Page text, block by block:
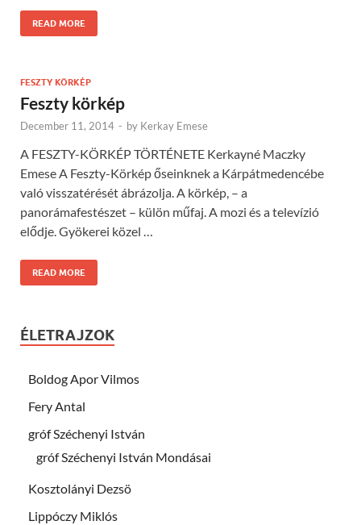
READ MORE
FESZTY KÖRKÉP
Feszty körkép
December 11, 2014 - by Kerkay Emese
A FESZTY-KÖRKÉP TÖRTÉNETE Kerkayné Maczky
Emese A Feszty-Körkép őseinknek a Kárpátmedencébe
való visszatérését ábrázolja. A körkép, – a
panorámafestészet – külön műfaj. A mozi és a televízió
elődje. Gyökerei közel …
READ MORE
ÉLETRAJZOK
Boldog Apor Vilmos
Fery Antal
gróf Széchenyi István
gróf Széchenyi István Mondásai
Kosztolányi Dezsö
Lippóczy Miklós